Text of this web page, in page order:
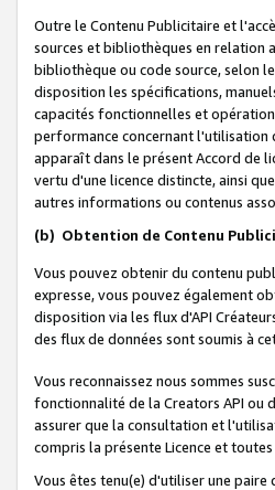
Outre le Contenu Publicitaire et
sources et bibliothèques en relation
bibliothèque ou code source, selon
disposition les spécifications,
capacités fonctionnelles et
performance concernant l'utilisation
apparaît dans le présent Accord de
vertu d'une licence distincte, ainsi
autres informations ou contenus
(b) Obtention de Contenu
Vous pouvez obtenir du contenu
expresse, vous pouvez également
disposition via les flux d'API
des flux de données sont soumis à
Vous reconnaissez nous sommes
fonctionnalité de la Creators API ou
assurer que la consultation et
compris la présente Licence et
Vous êtes tenu(e) d'utiliser une paire